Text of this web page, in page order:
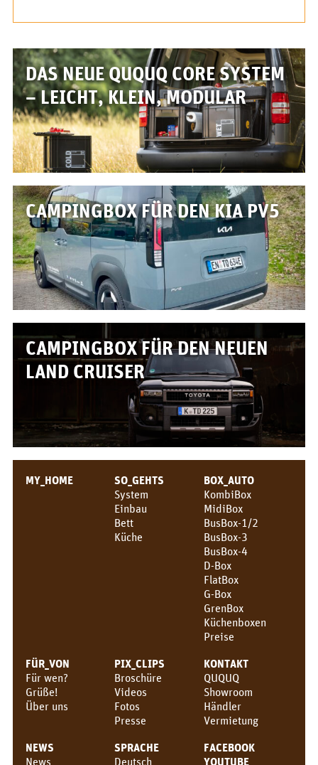
DAS NEUE QUQUQ CORE SYSTEM
– LEICHT, KLEIN, MODULAR
CAMPINGBOX FÜR DEN KIA PV5
CAMPINGBOX FÜR DEN NEUEN
LAND CRUISER
MY_HOME
SO_GEHTS
System
Einbau
Bett
Küche
BOX_AUTO
KombiBox
MidiBox
BusBox-1/2
BusBox-3
BusBox-4
D-Box
FlatBox
G-Box
GrenBox
Küchenboxen
Preise
FÜR_VON
Für wen?
Grüße!
Über uns
PIX_CLIPS
Broschüre
Videos
Fotos
Presse
KONTAKT
QUQUQ
Showroom
Händler
Vermietung
NEWS
News
SPRACHE
Deutsch
FACEBOOK
YOUTUBE